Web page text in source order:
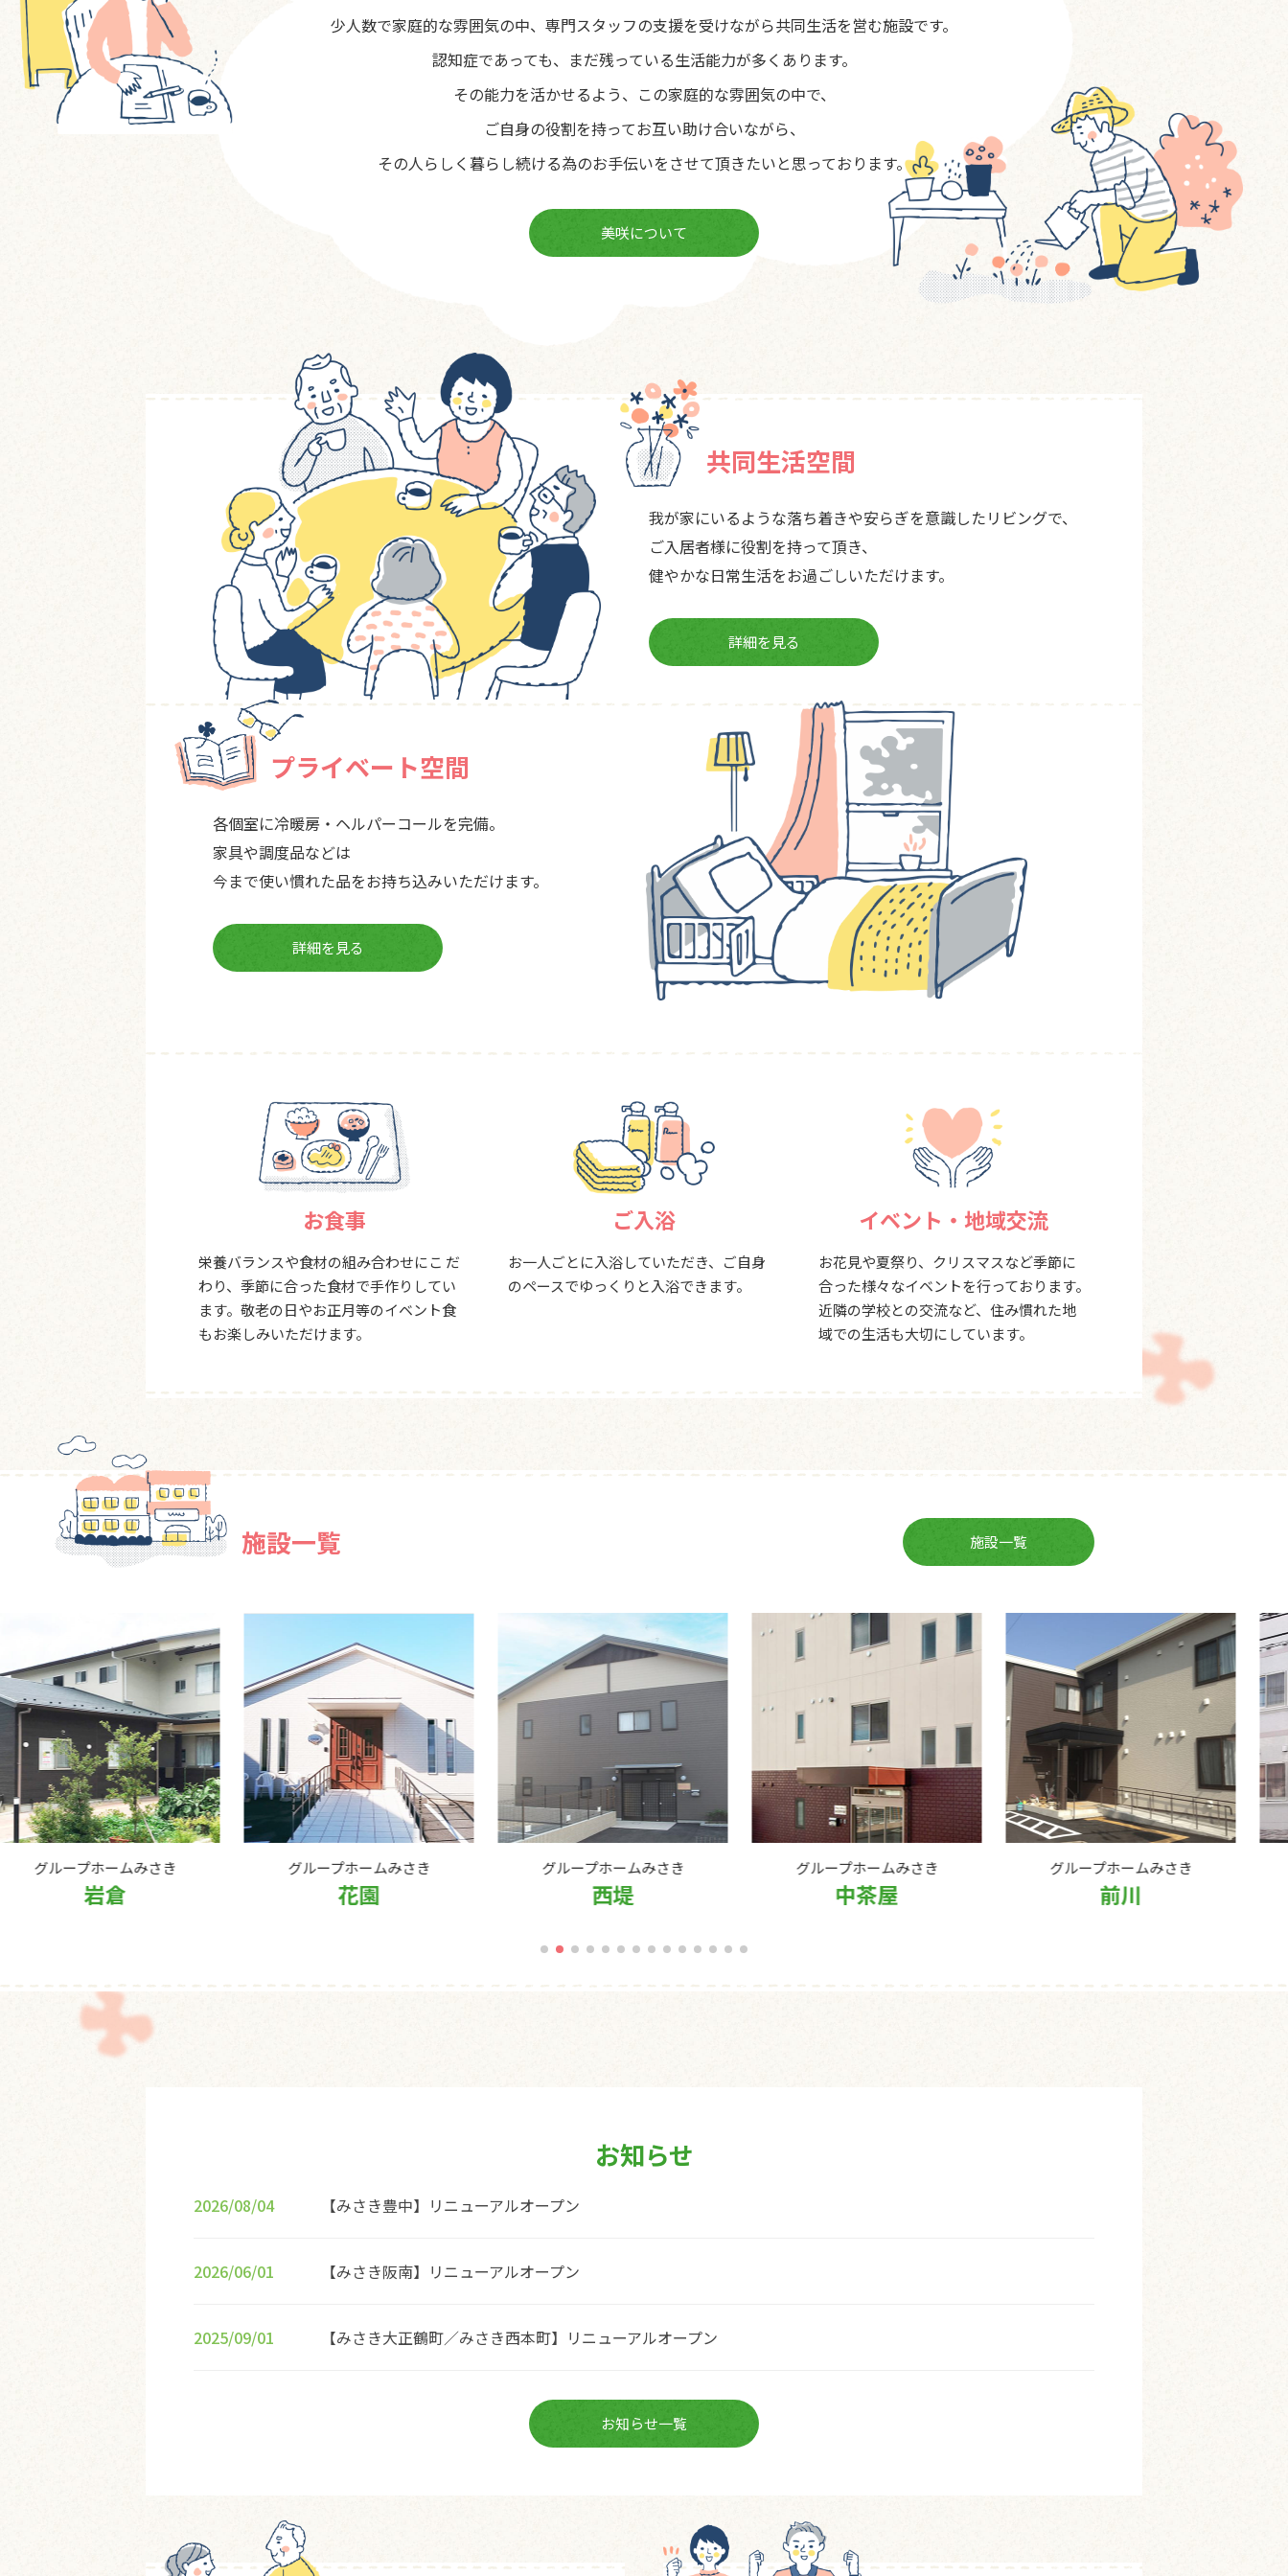
少人数で家庭的な雰囲気の中、専門スタッフの支援を受けながら共同生活を営む施設です。
認知症であっても、まだ残っている生活能力が多くあります。
その能力を活かせるよう、この家庭的な雰囲気の中で、
ご自身の役割を持ってお互い助け合いながら、
その人らしく暮らし続ける為のお手伝いをさせて頂きたいと思っております。
美咲について
共同生活空間
我が家にいるような落ち着きや安らぎを意識したリビングで、
ご入居者様に役割を持って頂き、
健やかな日常生活をお過ごしいただけます。
詳細を見る
プライベート空間
各個室に冷暖房・ヘルパーコールを完備。
家具や調度品などは
今まで使い慣れた品をお持ち込みいただけます。
詳細を見る
お食事
栄養バランスや食材の組み合わせにこ だ
わり、季節に合った食材で手作りしてい
ます。敬老の日やお正月等のイベント食
もお楽しみいただけます。
ご入浴
お一人ごとに入浴していただき、ご自身
のペースでゆっくりと入浴できます。
イベント・地域交流
お花見や夏祭り、クリスマスなど季節に
合った様々なイベントを行っております。
近隣の学校との交流など、住み慣れた地
域での生活も大切にしています。
施設一覧 施設一覧
グループホームみさき グループホームみさき グループホームみさき グループホームみさき グループホームみさき
お知らせ
2026/08/04 【みさき豊中】リニューアルオープン
2026/06/01 【みさき阪南】リニューアルオープン
2025/09/01 【みさき大正鶴町／みさき西本町】リニューアルオープン
お知らせ一覧